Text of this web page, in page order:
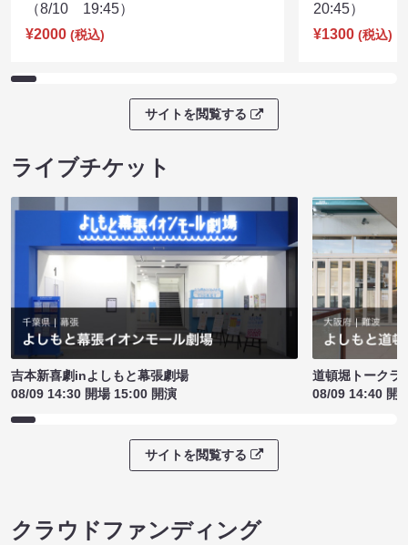
（8/10 19:45）
¥2000 (税込)
20:45）
¥1300 (税込)
サイトを閲覧する
ライブチケット
吉本新喜劇inよしもと幕張劇場
08/09 14:30 開場 15:00 開演
道頓堀トークラ
08/09 14:40 開
サイトを閲覧する
クラウドファンディング